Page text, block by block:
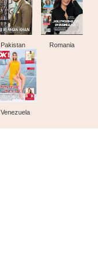
Pakistan Romania
Venezuela